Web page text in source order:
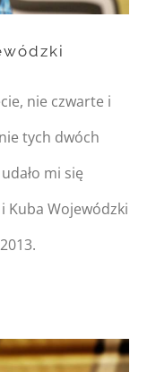
Kuba
nie czwarte i
tych dwóch
mi się
Kuba Wojewódzki